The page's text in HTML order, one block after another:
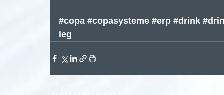
#copa #copasysteme #erp #drink
ieg